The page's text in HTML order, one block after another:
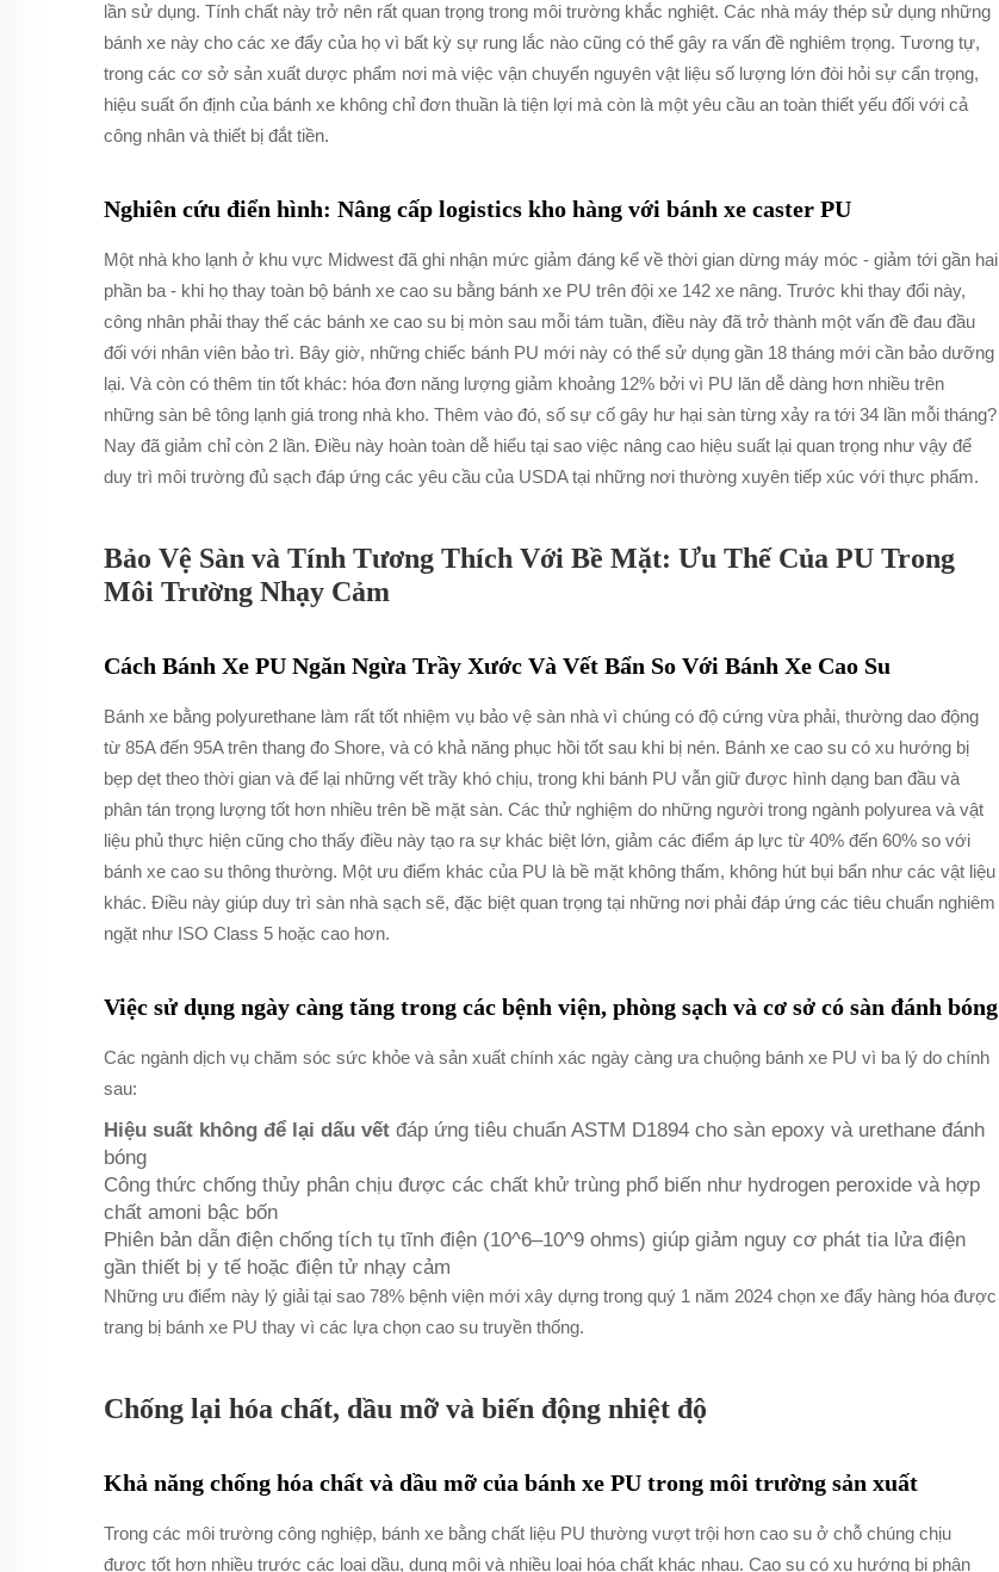
lần sử dụng. Tính chất này trở nên rất quan trọng trong môi trường khắc nghiệt. Các nhà máy thép sử dụng những
bánh xe này cho các xe đẩy của họ vì bất kỳ sự rung lắc nào cũng có thể gây ra vấn đề nghiêm trọng. Tương tự,
trong các cơ sở sản xuất dược phẩm nơi mà việc vận chuyển nguyên vật liệu số lượng lớn đòi hỏi sự cẩn trọng,
hiệu suất ổn định của bánh xe không chỉ đơn thuần là tiện lợi mà còn là một yêu cầu an toàn thiết yếu đối với cả
công nhân và thiết bị đắt tiền.
Nghiên cứu điển hình: Nâng cấp logistics kho hàng với bánh xe caster PU
Một nhà kho lạnh ở khu vực Midwest đã ghi nhận mức giảm đáng kể về thời gian dừng máy móc - giảm tới gần hai
phần ba - khi họ thay toàn bộ bánh xe cao su bằng bánh xe PU trên đội xe 142 xe nâng. Trước khi thay đổi này,
công nhân phải thay thế các bánh xe cao su bị mòn sau mỗi tám tuần, điều này đã trở thành một vấn đề đau đầu
đối với nhân viên bảo trì. Bây giờ, những chiếc bánh PU mới này có thể sử dụng gần 18 tháng mới cần bảo dưỡng
lại. Và còn có thêm tin tốt khác: hóa đơn năng lượng giảm khoảng 12% bởi vì PU lăn dễ dàng hơn nhiều trên
những sàn bê tông lạnh giá trong nhà kho. Thêm vào đó, số sự cố gây hư hại sàn từng xảy ra tới 34 lần mỗi tháng?
Nay đã giảm chỉ còn 2 lần. Điều này hoàn toàn dễ hiểu tại sao việc nâng cao hiệu suất lại quan trọng như vậy để
duy trì môi trường đủ sạch đáp ứng các yêu cầu của USDA tại những nơi thường xuyên tiếp xúc với thực phẩm.
Bảo Vệ Sàn và Tính Tương Thích Với Bề Mặt: Ưu Thế Của PU Trong
Môi Trường Nhạy Cảm
Cách Bánh Xe PU Ngăn Ngừa Trầy Xước Và Vết Bẩn So Với Bánh Xe Cao Su
Bánh xe bằng polyurethane làm rất tốt nhiệm vụ bảo vệ sàn nhà vì chúng có độ cứng vừa phải, thường dao động
từ 85A đến 95A trên thang đo Shore, và có khả năng phục hồi tốt sau khi bị nén. Bánh xe cao su có xu hướng bị
bẹp dẹt theo thời gian và để lại những vết trầy khó chịu, trong khi bánh PU vẫn giữ được hình dạng ban đầu và
phân tán trọng lượng tốt hơn nhiều trên bề mặt sàn. Các thử nghiệm do những người trong ngành polyurea và vật
liệu phủ thực hiện cũng cho thấy điều này tạo ra sự khác biệt lớn, giảm các điểm áp lực từ 40% đến 60% so với
bánh xe cao su thông thường. Một ưu điểm khác của PU là bề mặt không thấm, không hút bụi bẩn như các vật liệu
khác. Điều này giúp duy trì sàn nhà sạch sẽ, đặc biệt quan trọng tại những nơi phải đáp ứng các tiêu chuẩn nghiêm
ngặt như ISO Class 5 hoặc cao hơn.
Việc sử dụng ngày càng tăng trong các bệnh viện, phòng sạch và cơ sở có sàn đánh bóng
Các ngành dịch vụ chăm sóc sức khỏe và sản xuất chính xác ngày càng ưa chuộng bánh xe PU vì ba lý do chính
sau:
Hiệu suất không để lại dấu vết đáp ứng tiêu chuẩn ASTM D1894 cho sàn epoxy và urethane đánh
bóng
Công thức chống thủy phân chịu được các chất khử trùng phổ biến như hydrogen peroxide và hợp
chất amoni bậc bốn
Phiên bản dẫn điện chống tích tụ tĩnh điện (10^6–10^9 ohms) giúp giảm nguy cơ phát tia lửa điện
gần thiết bị y tế hoặc điện tử nhạy cảm
Những ưu điểm này lý giải tại sao 78% bệnh viện mới xây dựng trong quý 1 năm 2024 chọn xe đẩy hàng hóa được
trang bị bánh xe PU thay vì các lựa chọn cao su truyền thống.
Chống lại hóa chất, dầu mỡ và biến động nhiệt độ
Khả năng chống hóa chất và dầu mỡ của bánh xe PU trong môi trường sản xuất
Trong các môi trường công nghiệp, bánh xe bằng chất liệu PU thường vượt trội hơn cao su ở chỗ chúng chịu
được tốt hơn nhiều trước các loại dầu, dung môi và nhiều loại hóa chất khác nhau. Cao su có xu hướng bị phân